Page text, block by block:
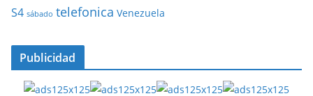
S4 sábado telefonica Venezuela
Publicidad